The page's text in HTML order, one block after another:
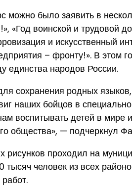
можно было заявить в
«Год воинской и трудовой
и искусственный
– фронту!». В этом
единства народов России.
сохранения родных
наших бойцов в
воспитывать детей в мире
общества», — подчеркнул
рисунков проходил на
тысяч человек из всех